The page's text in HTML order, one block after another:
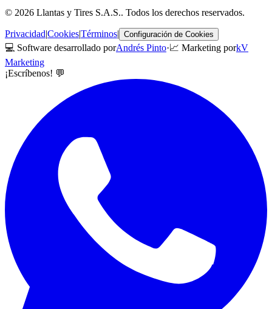
© 2026 Llantas y Tires S.A.S.. Todos los derechos reservados.
Privacidad|Cookies|Términos| Configuración de Cookies
💻 Software desarrollado porAndrés Pinto·📈 Marketing porkV
Marketing
¡Escríbenos! 💬